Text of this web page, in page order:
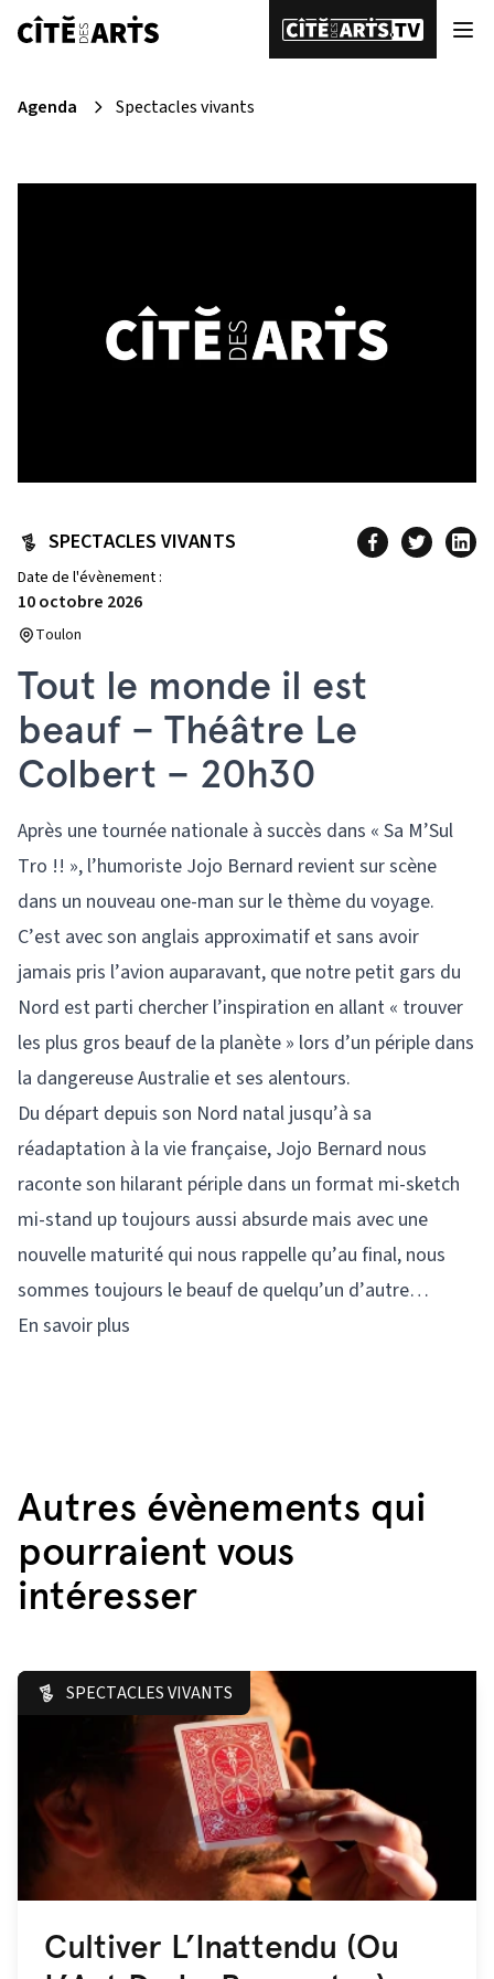
Agenda Spectacles vivants
SPECTACLES VIVANTS
Date de l'évènement :
10 octobre 2026
Toulon
Tout le monde il est
beauf – Théâtre Le
Colbert – 20h30
Après une tournée nationale à succès dans « Sa M’Sul
Tro !! », l’humoriste Jojo Bernard revient sur scène
dans un nouveau one-man sur le thème du voyage.
C’est avec son anglais approximatif et sans avoir
jamais pris l’avion auparavant, que notre petit gars du
Nord est parti chercher l’inspiration en allant « trouver
les plus gros beauf de la planète » lors d’un périple dans
la dangereuse Australie et ses alentours.
Du départ depuis son Nord natal jusqu’à sa
réadaptation à la vie française, Jojo Bernard nous
raconte son hilarant périple dans un format mi-sketch
mi-stand up toujours aussi absurde mais avec une
nouvelle maturité qui nous rappelle qu’au final, nous
sommes toujours le beauf de quelqu’un d’autre…
En savoir plus
Autres évènements qui
pourraient vous
intéresser
SPECTACLES VIVANTS
Cultiver L’Inattendu (Ou